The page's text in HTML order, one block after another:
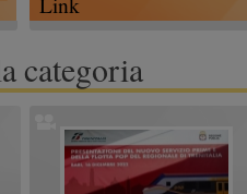
categoria